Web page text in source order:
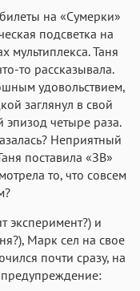
на «Сумерки»
подсветка на
мультиплекса. Таня
то рассказывала.
удовольствием,
заглянул в свой
четыре раза.
Неприятный
поставила «ЗВ»
то, что совсем
эксперимент?) и
Марк сел на свое
почти сразу, на
предупреждение: